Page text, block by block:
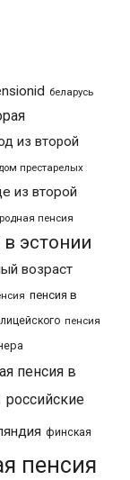
беларусь
из второй
престарелых
из второй
пенсия
эстонии
возраст
пенсия в
пенсия
пенсия в
российские
финская
пенсия